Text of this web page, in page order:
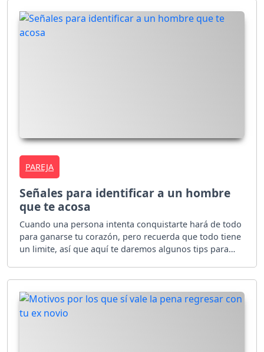
PAREJA
Señales para identificar a un hombre
que te acosa
Cuando una persona intenta conquistarte hará de todo
para ganarse tu corazón, pero recuerda que todo tiene
un limite, así que aquí te daremos algunos tips para